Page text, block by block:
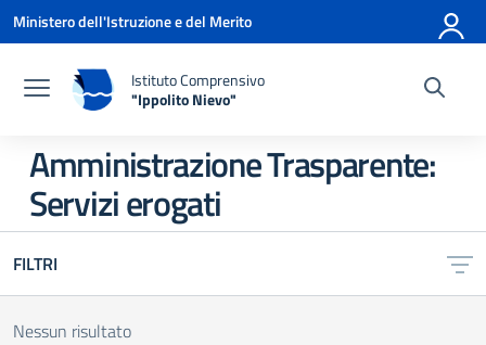
Vai ai contenuti
Vai al menu di navigazione
Vai al footer
Ministero dell'Istruzione e del Merito
Istituto Comprensivo
"Ippolito Nievo"
Amministrazione Trasparente:
Servizi erogati
FILTRI
Nessun risultato